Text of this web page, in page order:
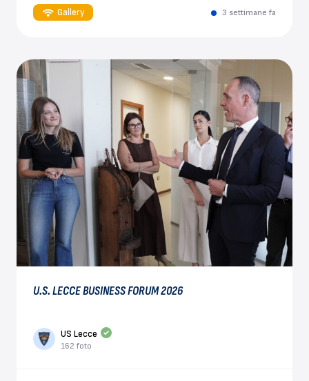
Gallery 3 settimane fa
U.S. LECCE BUSINESS FORUM 2026
US Lecce
162 foto